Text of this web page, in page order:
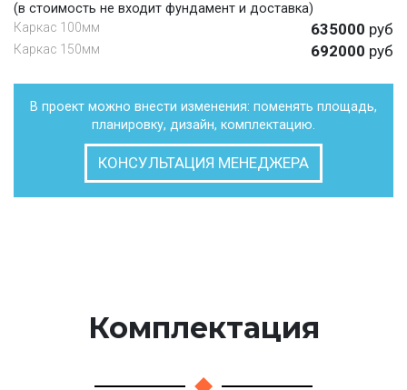
(в стоимость не входит фундамент и доставка)
Каркас 100мм 635000 руб
Каркас 150мм 692000 руб
В проект можно внести изменения: поменять площадь,
планировку, дизайн, комплектацию.
КОНСУЛЬТАЦИЯ МЕНЕДЖЕРА
Комплектация